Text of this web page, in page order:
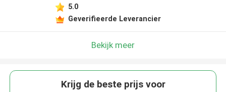
5.0
Geverifieerde Leverancier
Bekijk meer
Krijg de beste prijs voor